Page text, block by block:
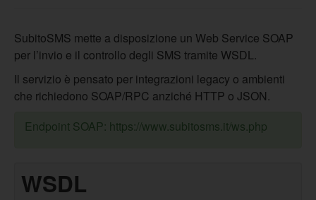
SubitoSMS mette a disposizione un Web Service SOAP
per l’invio e il controllo degli SMS tramite WSDL.
Il servizio è pensato per integrazioni legacy o ambienti
che richiedono SOAP/RPC anziché HTTP o JSON.
Endpoint SOAP: https://www.subitosms.it/ws.php
WSDL